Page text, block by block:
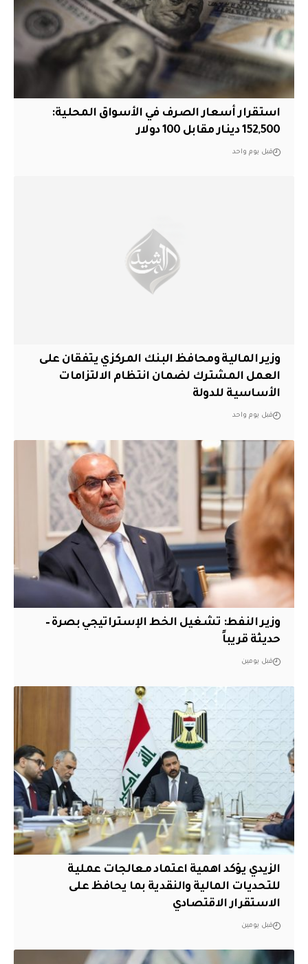
استقرار أسعار الصرف في الأسواق المحلية:
152,500 دينار مقابل 100 دولار
قبل يوم واحد
وزير المالية ومحافظ البنك المركزي يتفقان على
العمل المشترك لضمان انتظام الالتزامات
الأساسية للدولة
قبل يوم واحد
وزير النفط: تشغيل الخط الإستراتيجي بصرة –
حديثة قريباً
قبل يومين
الزيدي يؤكد اهمية اعتماد معالجات عملية
للتحديات المالية والنقدية بما يحافظ على
الاستقرار الاقتصادي
قبل يومين